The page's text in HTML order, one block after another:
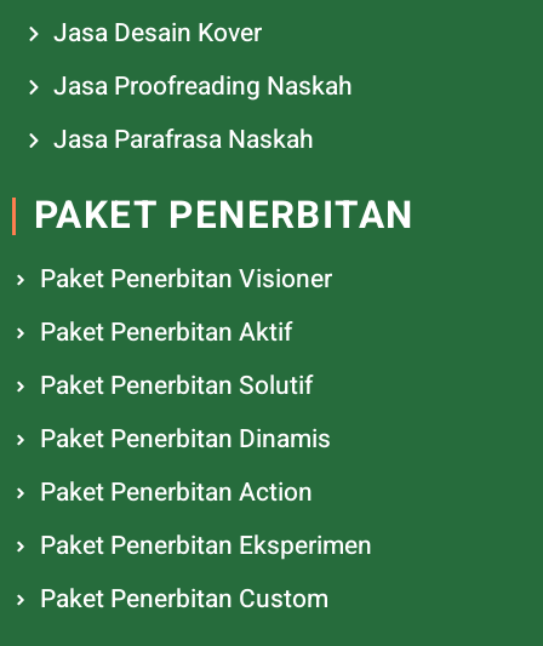
Jasa Desain Kover
Jasa Proofreading Naskah
Jasa Parafrasa Naskah
PAKET PENERBITAN
Paket Penerbitan Visioner
Paket Penerbitan Aktif
Paket Penerbitan Solutif
Paket Penerbitan Dinamis
Paket Penerbitan Action
Paket Penerbitan Eksperimen
Paket Penerbitan Custom